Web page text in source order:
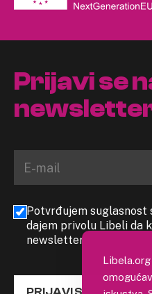
Prijavi se
Potvrđujem
dajem privolu Libeli da
newslettera